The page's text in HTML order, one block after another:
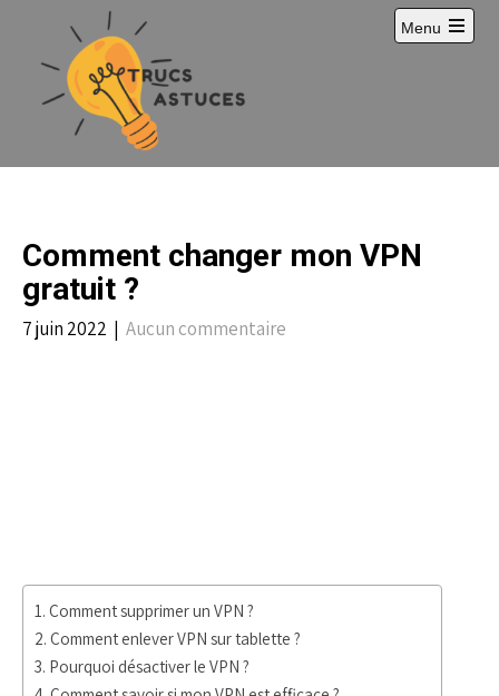
o
Menu
Comment changer mon VPN
gratuit ?
7 juin 2022 | Aucun commentaire
Comment supprimer un VPN ?
Comment enlever VPN sur tablette ?
Pourquoi désactiver le VPN ?